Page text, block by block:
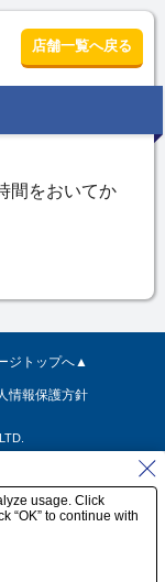
店舗一覧へ戻る
ジトップへ▲
情報保護方針
usage. Click
“OK” to continue with